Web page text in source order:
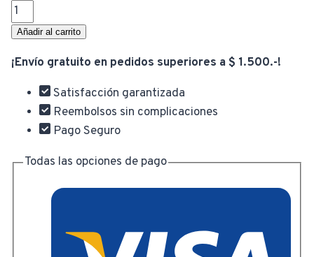
Lámpara
Veladora
Led
Estrellas
Añadir al carrito
¡Envío gratuito en pedidos superiores a $ 1.500.-!
Satisfacción garantizada
Reembolsos sin complicaciones
Pago Seguro
Todas las opciones de pago